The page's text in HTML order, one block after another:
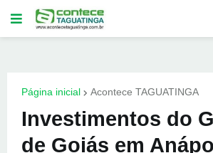
Página inicial Acontece TAGUATINGA
Investimentos do
de Goiás em